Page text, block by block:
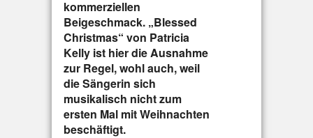
kommerziellen
Beigeschmack. „Blessed
Christmas“ von Patricia
Kelly ist hier die Ausnahme
zur Regel, wohl auch, weil
die Sängerin sich
musikalisch nicht zum
ersten Mal mit Weihnachten
beschäftigt.